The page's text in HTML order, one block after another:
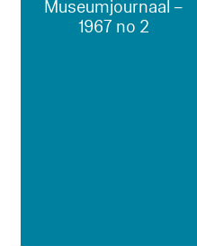
Museumjournaal –
1967 no 2